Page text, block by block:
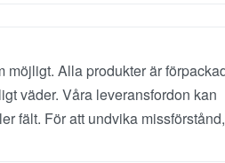
möjligt. Alla produkter är
väder. Våra leveransfordon kan
fält. För att undvika